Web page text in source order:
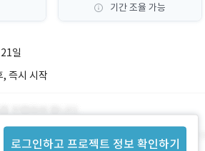
기간 조율 가능
일
로그인하고 프로젝트 정보 확인하기
, 즉시 시작